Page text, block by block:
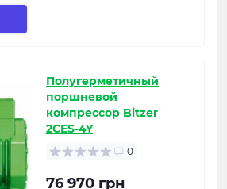
Полугерметичный
поршневой
компрессор Bitzer
2CES-4Y
0
76 970 грн